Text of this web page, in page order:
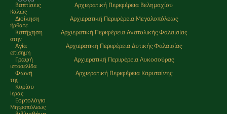
Καλώς
ήρθατε
στην
επίσημη
ιστοσελίδα
της
Ιεράς
Μητρoπόλεως
Βαπτίσεις
Διοίκηση
Κατήχηση
Αγία
Γραφή
Φωνή
Κυρίου
Εορτολόγιο
Αρχιερατική Περιφέρεια Βελημαχίου
Αρχιερατική Περιφέρεια Μεγαλοπόλεως
Αρχιερατική Περιφέρεια Ανατολικής Φαλαισίας
Αρχιερατική Περιφέρεια Δυτικής Φαλαισίας
Αρχιερατική Περιφέρεια Λυκοσούρας
Αρχιερατική Περιφέρεια Καρυταίνης